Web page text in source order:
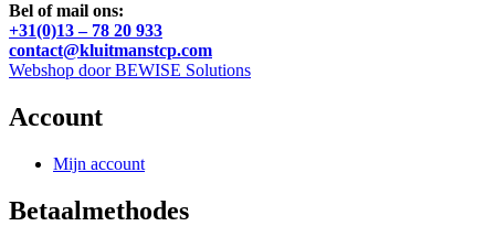
Bel of mail ons:
+31(0)13 – 78 20 933
contact@kluitmanstcp.com
Webshop door BEWISE Solutions
Account
Mijn account
Betaalmethodes